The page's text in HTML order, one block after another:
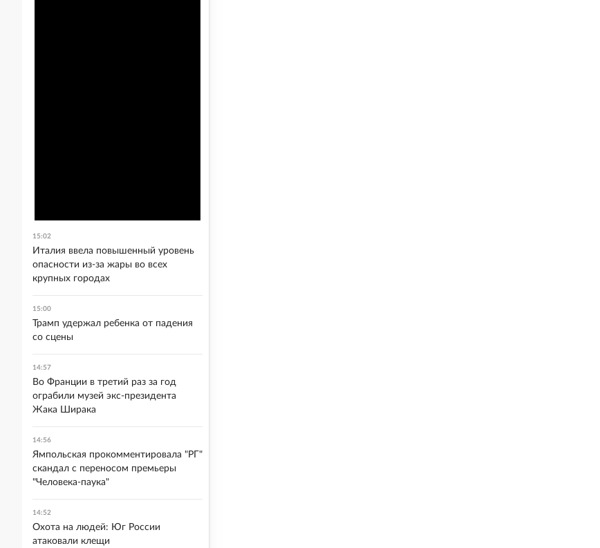
15:02
Италия ввела повышенный уровень
опасности из-за жары во всех
крупных городах
15:00
Трамп удержал ребенка от падения
со сцены
14:57
Во Франции в третий раз за год
ограбили музей экс-президента
Жака Ширака
14:56
Ямпольская прокомментировала "РГ"
скандал с переносом премьеры
"Человека-паука"
14:52
Охота на людей: Юг России
атаковали клещи